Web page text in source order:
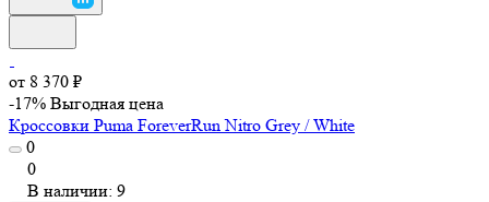
от 8 370 ₽
-17% Выгодная цена
Кроссовки Puma ForeverRun Nitro Grey / White
0
0
В наличии: 9